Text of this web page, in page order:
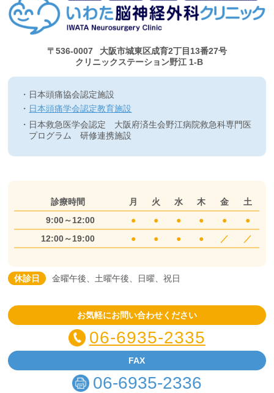
〒536-0007
大阪市城東区成育2丁目13番27号
クリニックステーション野江 1-B
日本頭痛協会認定施設
日本頭痛学会認定教育施設
日本救急医学会認定 大阪府済生会野江病院救急科専門医
プログラム 研修連携施設
診療時間 月 火 水 木 金
土
9:00～12:00
● ● ● ● ●
●
12:00～19:00
● ● ● ● ／ ／
休診日 金曜午後、土曜午後、日曜、祝日
お気軽にお問い合わせください
06-6935-2335
FAX
06-6935-2336